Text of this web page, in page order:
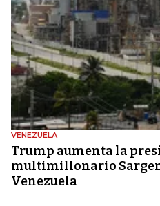
VENEZUELA
Trump aumenta la
multimillonario
Venezuela